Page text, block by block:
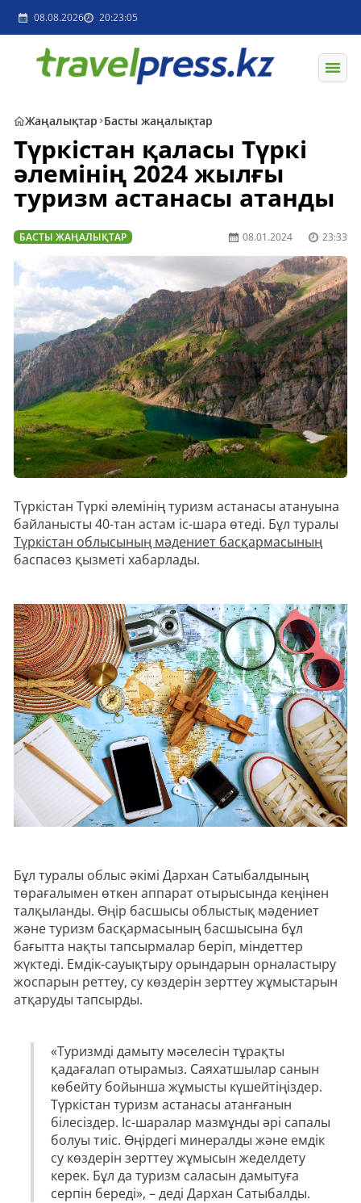
08.08.2026 20:23:05
Жаңалықтар Басты жаңалықтар
Түркістан қаласы Түркі
әлемінің 2024 жылғы
туризм астанасы атанды
БАСТЫ ЖАҢАЛЫҚТАР 08.01.2024 23:33
Түркістан Түркі әлемінің туризм астанасы атануына
байланысты 40-тан астам іс-шара өтеді. Бұл туралы
Түркістан облысының мәдениет басқармасының
баспасөз қызметі хабарлады.
Бұл туралы облыс әкімі Дархан Сатыбалдының
төрағалымен өткен аппарат отырысында кеңінен
талқыланды. Өңір басшысы облыстық мәдениет
және туризм басқармасының басшысына бұл
бағытта нақты тапсырмалар беріп, міндеттер
жүктеді. Емдік-сауықтыру орындарын орналастыру
жоспарын реттеу, су көздерін зерттеу жұмыстарын
атқаруды тапсырды.
«Туризмді дамыту мәселесін тұрақты
қадағалап отырамыз. Саяхатшылар санын
көбейту бойынша жұмысты күшейтіңіздер.
Түркістан туризм астанасы атанғанын
білесіздер. Іс-шаралар мазмұнды әрі сапалы
болуы тиіс. Өңірдегі минералды және емдік
су көздерін зерттеу жұмысын жеделдету
керек. Бұл да туризм саласын дамытуға
серпін береді», – деді Дархан Сатыбалды.